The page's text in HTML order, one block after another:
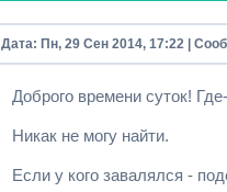
Дата: Пн, 29 Сен 2014, 17:22 |
Доброго времени суток!
Никак не могу найти.
Если у кого завалялся -